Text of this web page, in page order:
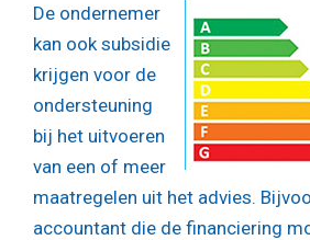
De ondernemer
kan ook subsidie
krijgen voor de
ondersteuning
bij het uitvoeren
van een of meer
maatregelen uit het advies.
accountant die de financiering